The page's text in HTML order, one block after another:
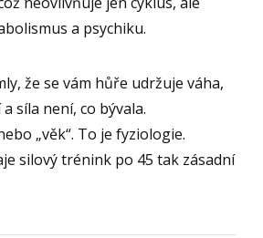
a psychiku.
že se vám hůře udržuje váha,
síla není, co bývala.
„věk“. To je fyziologie.
silový trénink po 45 tak zásadní